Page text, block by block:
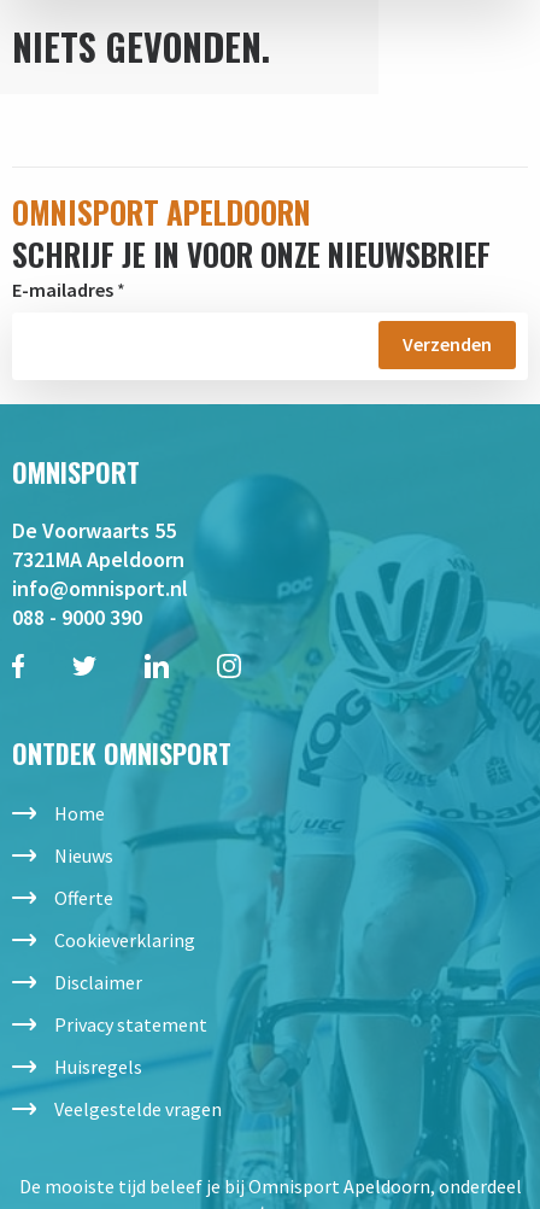
NIETS GEVONDEN.
OMNISPORT APELDOORN
SCHRIJF JE IN VOOR ONZE NIEUWSBRIEF
E-mailadres *
OMNISPORT
De Voorwaarts 55
7321MA Apeldoorn
info@omnisport.nl
088 - 9000 390
ONTDEK OMNISPORT
Home
Nieuws
Offerte
Cookieverklaring
Disclaimer
Privacy statement
Huisregels
Veelgestelde vragen
De mooiste tijd beleef je bij Omnisport Apeldoorn, onderdeel